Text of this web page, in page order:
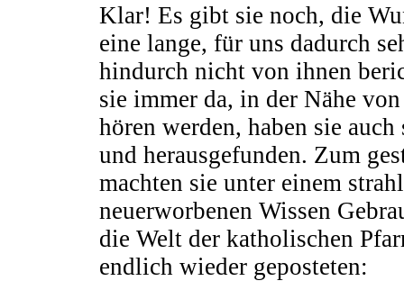
Klar! Es gibt sie noch, die
eine lange, für uns dadurch
hindurch nicht von ihnen
sie immer da, in der Nähe
hören werden, haben sie
und herausgefunden. Zum
machten sie unter einem
neuerworbenen Wissen
die Welt der katholischen
endlich wieder geposteten: